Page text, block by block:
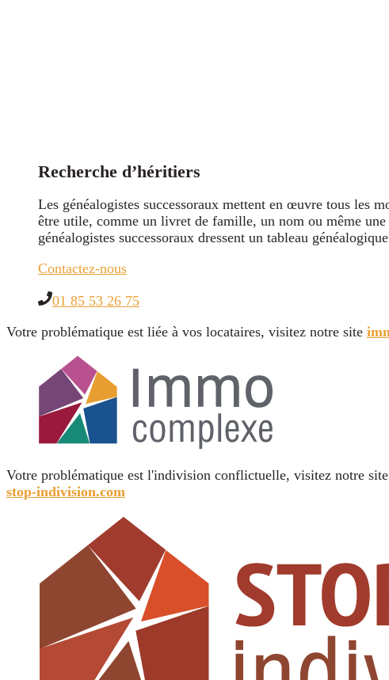
Recherche d’héritiers
Les généalogistes successoraux mettent en œuvre tous les
être utile, comme un livret de famille, un nom ou même
généalogistes successoraux dressent un tableau
Contactez-nous
01 85 53 26 75
Votre problématique est liée à vos locataires, visitez notre site
Votre problématique est l'indivision conflictuelle, visitez notre site
stop-indivision.com